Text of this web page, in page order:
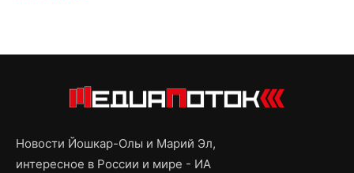
Новости Йошкар-Олы и Марий Эл,
интересное в России и мире - ИА